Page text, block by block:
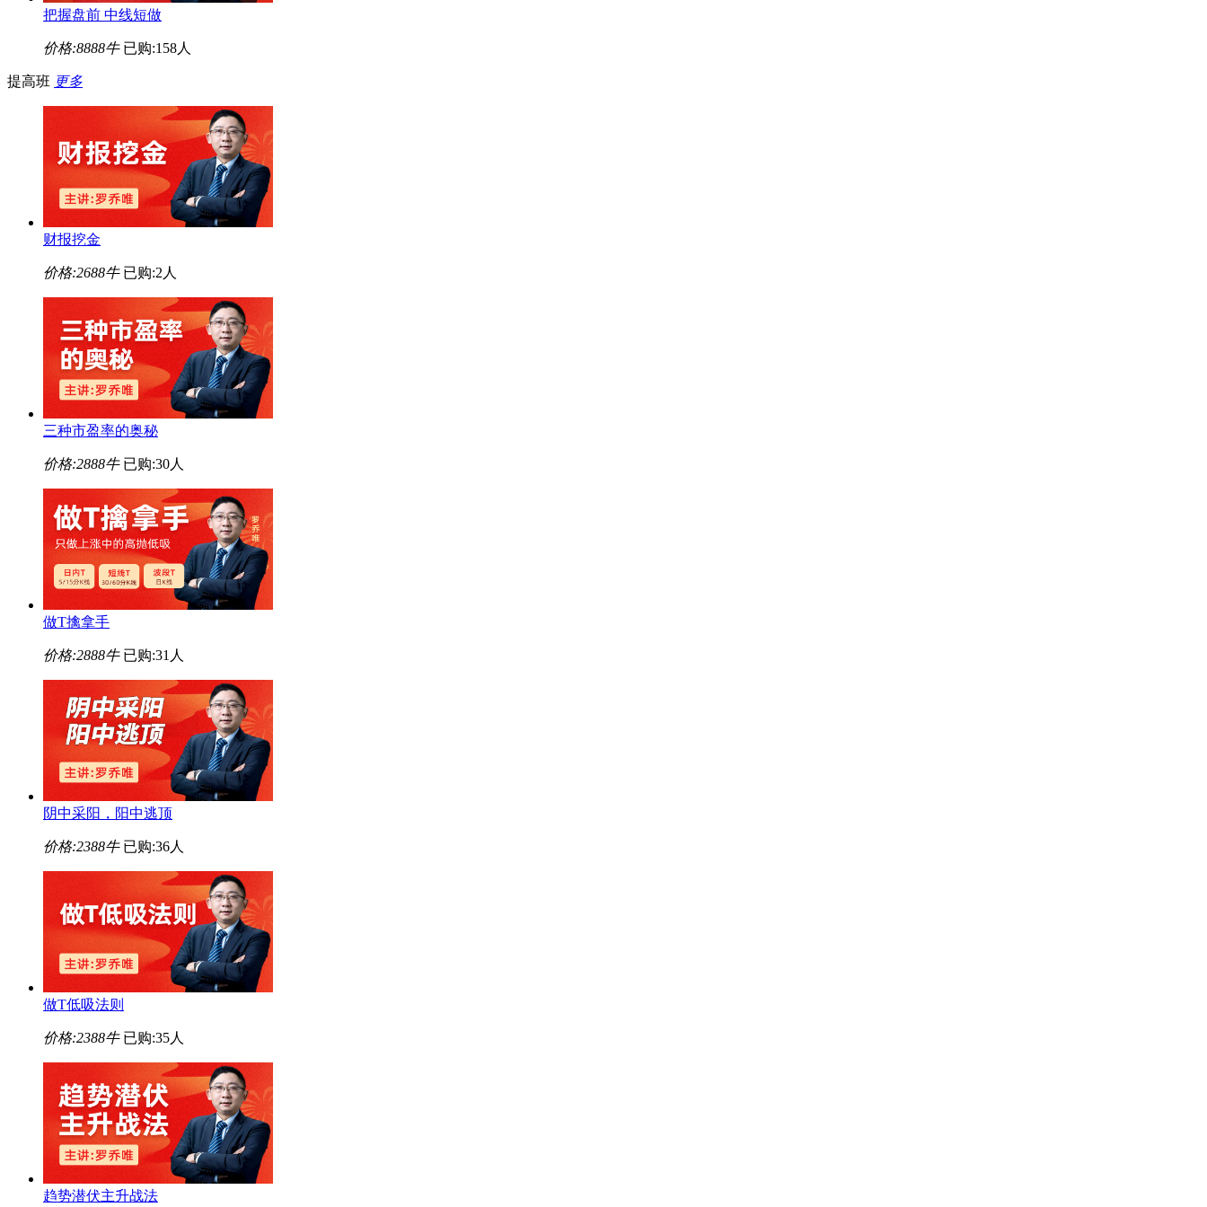
把握盘前 中线短做
价格:8888牛 已购:158人
提高班 更多
财报挖金
价格:2688牛 已购:2人
三种市盈率的奥秘
价格:2888牛 已购:30人
做T擒拿手
价格:2888牛 已购:31人
阴中采阳，阳中逃顶
价格:2388牛 已购:36人
做T低吸法则
价格:2388牛 已购:35人
趋势潜伏主升战法